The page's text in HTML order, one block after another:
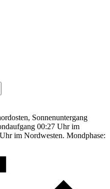
Sonnenuntergang
00:27 Uhr im
im Nordwesten. Mondphase: